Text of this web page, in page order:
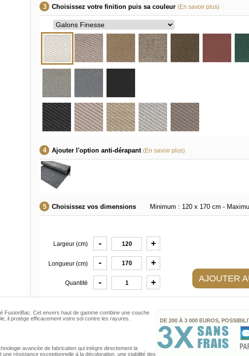
Choisissez votre finition puis sa couleur (En savoir plus)
Ajouter l'option anti-dérapant (En savoir plus)
Choisissez vos dimensions Minimum : 120 x 170 cm -
Largeur (cm) - +
Longueur (cm) - +
Quantité - + AJOUTER
FusionBac. Cet envers haut de gamme combine une couche
il protège efficacement votre sol contre les rayures.
avancée de fabrication qui intègre directement la
résistance exceptionnelle à la décoloration, une stabilité des
DE 200 À 3 000 EUROS,